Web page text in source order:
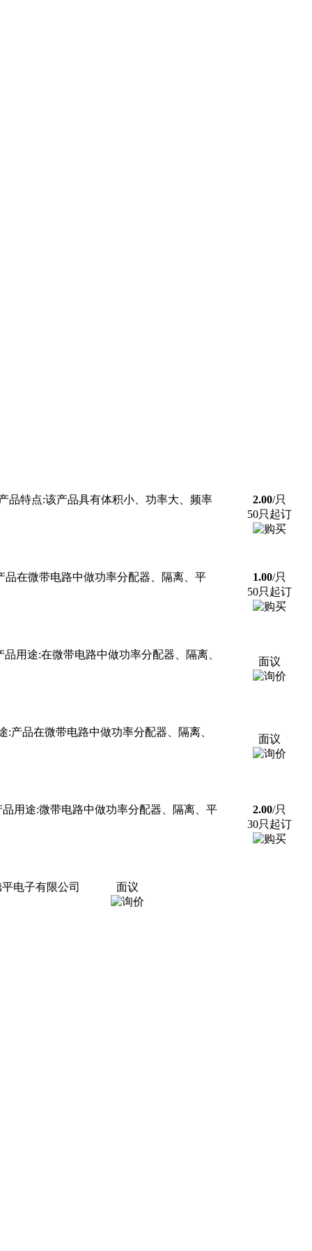
品特点:该产品具有体积小、功率大、频率 2.00/只
50只起订
在微带电路中做功率分配器、隔离、平 1.00/只
50只起订
用途:在微带电路中做功率分配器、隔离、
面议
产品在微带电路中做功率分配器、隔离、
面议
用途:微带电路中做功率分配器、隔离、平 2.00/只
30只起订
电子有限公司 面议